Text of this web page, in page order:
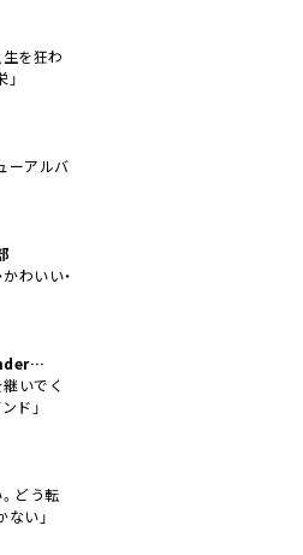
生を狂わ
ーアルバ
かわいい・
継いでく
ド」
どう転
い」